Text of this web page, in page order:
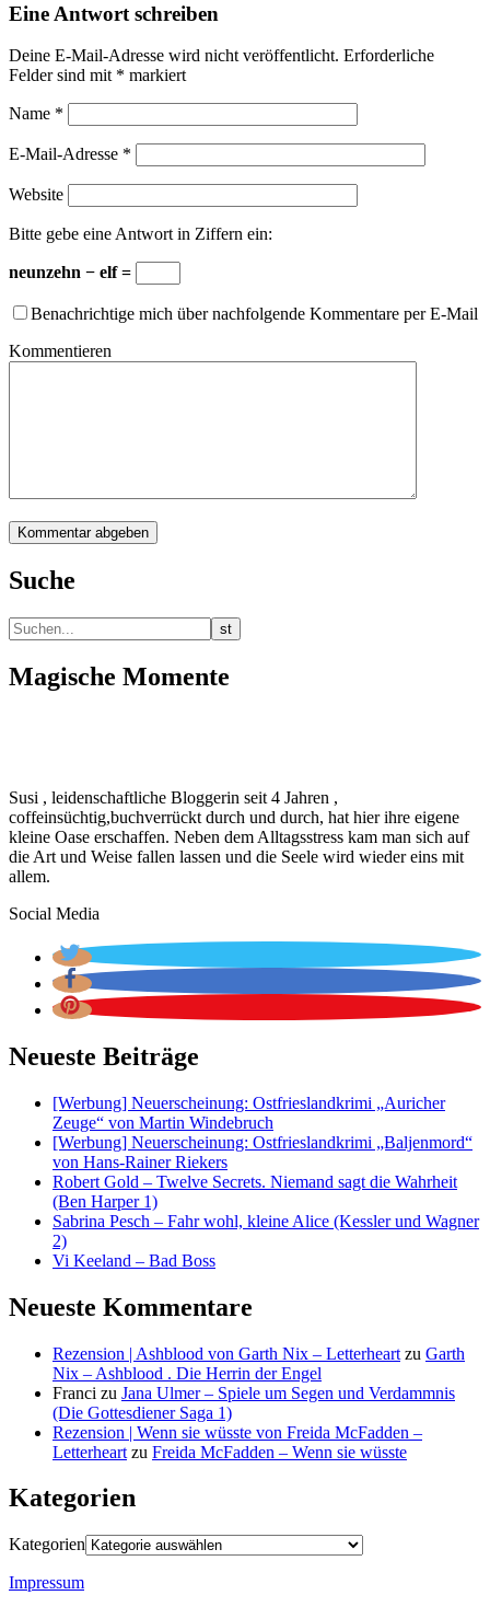
Eine Antwort schreiben
Deine E-Mail-Adresse wird nicht veröffentlicht. Erforderliche
Felder sind mit * markiert
Name *
E-Mail-Adresse *
Website
Bitte gebe eine Antwort in Ziffern ein:
neunzehn − elf =
Benachrichtige mich über nachfolgende Kommentare per E-Mail
Kommentieren
Suche
Magische Momente
Susi , leidenschaftliche Bloggerin seit 4 Jahren ,
coffeinsüchtig,buchverrückt durch und durch, hat hier ihre eigene
kleine Oase erschaffen. Neben dem Alltagsstress kam man sich auf
die Art und Weise fallen lassen und die Seele wird wieder eins mit
allem.
Social Media
Neueste Beiträge
[Werbung] Neuerscheinung: Ostfrieslandkrimi „Auricher
Zeuge“ von Martin Windebruch
[Werbung] Neuerscheinung: Ostfrieslandkrimi „Baljenmord“
von Hans-Rainer Riekers
Robert Gold – Twelve Secrets. Niemand sagt die Wahrheit
(Ben Harper 1)
Sabrina Pesch – Fahr wohl, kleine Alice (Kessler und Wagner
2)
Vi Keeland – Bad Boss
Neueste Kommentare
Rezension | Ashblood von Garth Nix – Letterheart zu Garth
Nix – Ashblood . Die Herrin der Engel
Franci zu Jana Ulmer – Spiele um Segen und Verdammnis
(Die Gottesdiener Saga 1)
Rezension | Wenn sie wüsste von Freida McFadden –
Letterheart zu Freida McFadden – Wenn sie wüsste
Kategorien
Kategorien
Impressum